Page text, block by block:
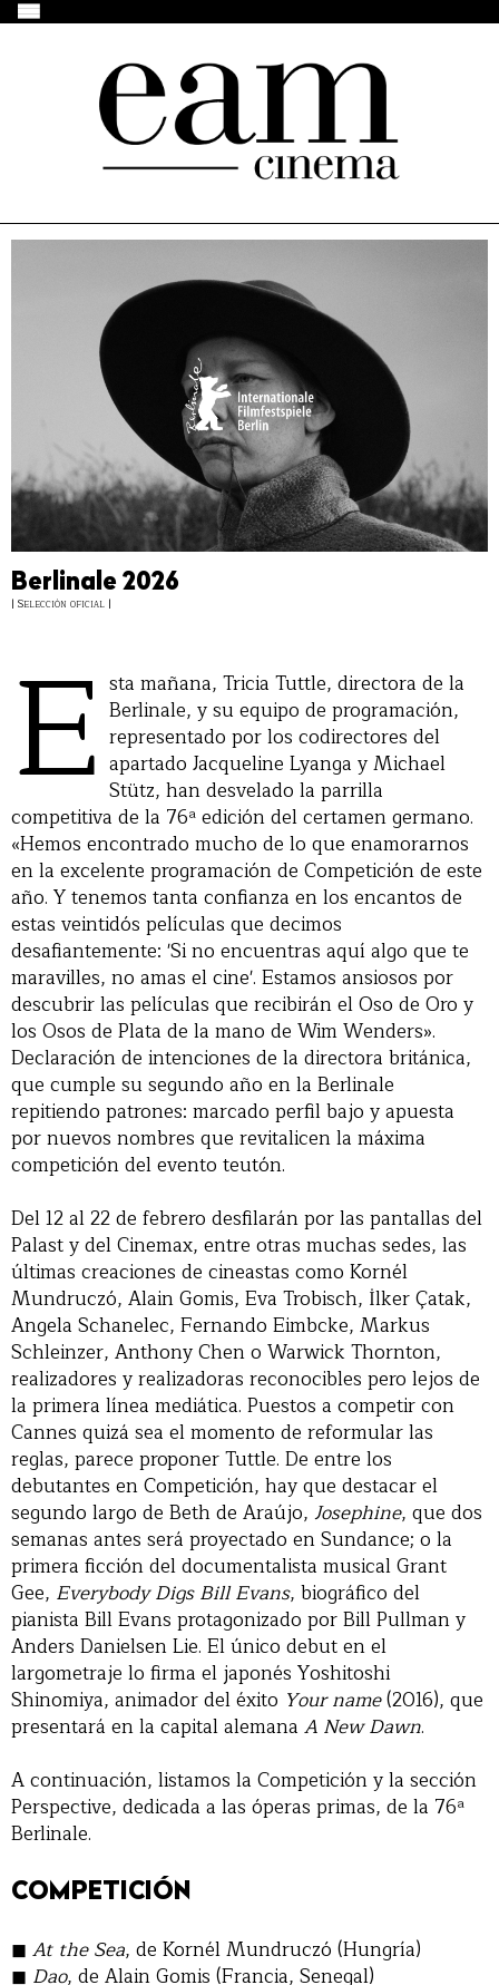
Berlinale 2026
| Selección oficial |
E sta mañana, Tricia Tuttle, directora de la
Berlinale, y su equipo de programación,
representado por los codirectores del
apartado Jacqueline Lyanga y Michael
Stütz, han desvelado la parrilla
competitiva de la 76ª edición del certamen germano.
«Hemos encontrado mucho de lo que enamorarnos
en la excelente programación de Competición de este
año. Y tenemos tanta confianza en los encantos de
estas veintidós películas que decimos
desafiantemente: 'Si no encuentras aquí algo que te
maravilles, no amas el cine'. Estamos ansiosos por
descubrir las películas que recibirán el Oso de Oro y
los Osos de Plata de la mano de Wim Wenders».
Declaración de intenciones de la directora británica,
que cumple su segundo año en la Berlinale
repitiendo patrones: marcado perfil bajo y apuesta
por nuevos nombres que revitalicen la máxima
competición del evento teutón.
Del 12 al 22 de febrero desfilarán por las pantallas del
Palast y del Cinemax, entre otras muchas sedes, las
últimas creaciones de cineastas como Kornél
Mundruczó, Alain Gomis, Eva Trobisch, İlker Çatak,
Angela Schanelec, Fernando Eimbcke, Markus
Schleinzer, Anthony Chen o Warwick Thornton,
realizadores y realizadoras reconocibles pero lejos de
la primera línea mediática. Puestos a competir con
Cannes quizá sea el momento de reformular las
reglas, parece proponer Tuttle. De entre los
debutantes en Competición, hay que destacar el
segundo largo de Beth de Araújo, Josephine, que dos
semanas antes será proyectado en Sundance; o la
primera ficción del documentalista musical Grant
Gee, Everybody Digs Bill Evans, biográfico del
pianista Bill Evans protagonizado por Bill Pullman y
Anders Danielsen Lie. El único debut en el
largometraje lo firma el japonés Yoshitoshi
Shinomiya, animador del éxito Your name(2016), que
presentará en la capital alemana A New Dawn.
A continuación, listamos la Competición y la sección
Perspective, dedicada a las óperas primas, de la 76ª
Berlinale.
COMPETICIÓN
At the Sea, de Kornél Mundruczó (Hungría)
Dao, de Alain Gomis (Francia, Senegal)